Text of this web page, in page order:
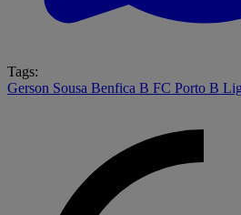
Tags:
Gerson Sousa Benfica B FC Porto B